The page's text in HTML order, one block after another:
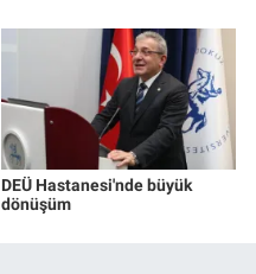
DEÜ Hastanesi'nde büyük
dönüşüm